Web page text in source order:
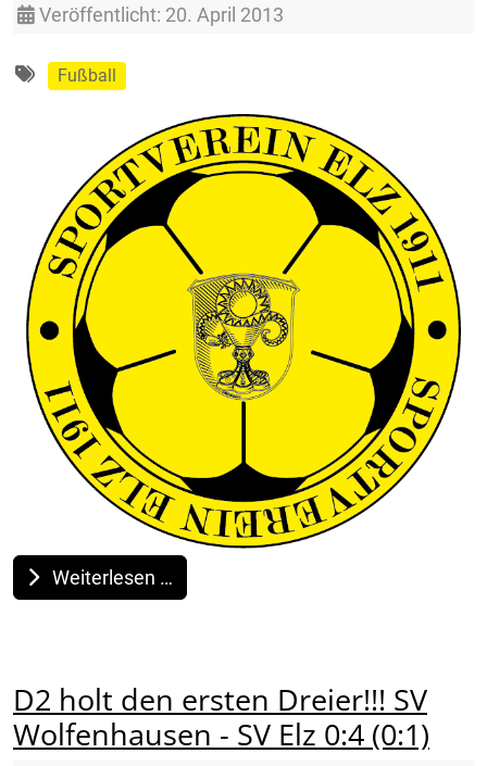
Veröffentlicht: 20. April 2013
Fußball
Weiterlesen …
D2 holt den ersten Dreier!!! SV
Wolfenhausen - SV Elz 0:4 (0:1)